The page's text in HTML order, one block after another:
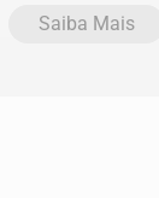
Saiba Mais